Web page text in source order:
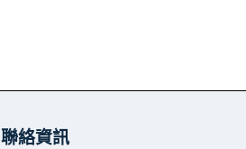
聯絡資訊